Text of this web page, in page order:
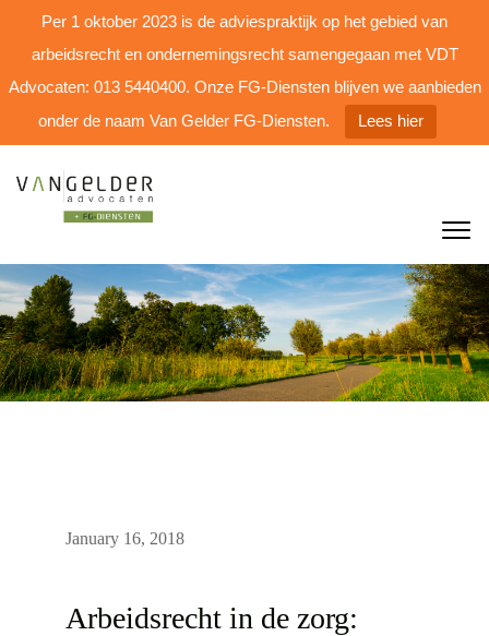
Per 1 oktober 2023 is de adviespraktijk op het gebied van
arbeidsrecht en ondernemingsrecht samengegaan met VDT
Advocaten: 013 5440400. Onze FG-Diensten blijven we aanbieden
onder de naam Van Gelder FG-Diensten.
Lees hier
January 16, 2018
Arbeidsrecht in de zorg: